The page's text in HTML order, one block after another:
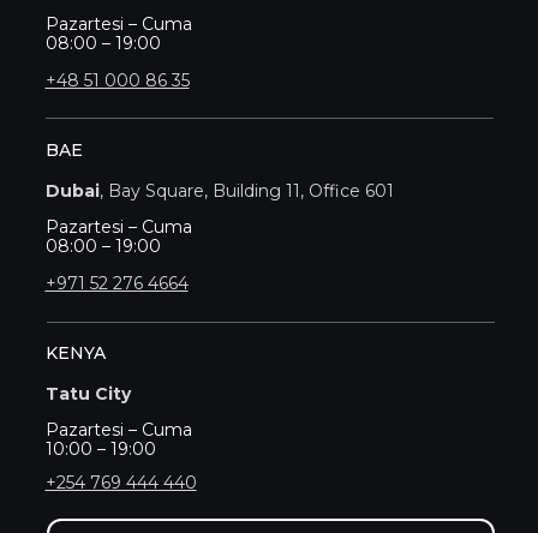
BAE
+971 52 276 4664
Pazartesi – Cuma
08:00 – 19:00
Dubai, Bay Square, Building 11, Office 601
+48 51 000 86 35
Pazartesi – Cuma
08:00 – 19:00
KENYA
+254 769 444 440
Pazartesi – Cuma
10:00 – 19:00
Tatu City